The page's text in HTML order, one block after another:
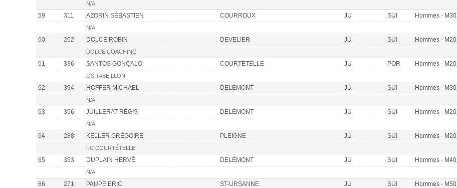
N/A
59 311 AZORIN SÉBASTIEN COURROUX JU SUI Hommes - M30
N/A
60 262 DOLCE ROBIN DEVELIER JU SUI Hommes - M20
DOLCE COACHING
61 336 SANTOS GONÇALO COURTÉTELLE JU POR Hommes - M20
GS TABEILLON
62 394 HOFFER MICHAEL DELÉMONT JU SUI Hommes - M30
N/A
63 356 JUILLERAT RÉGIS DELÉMONT JU SUI Hommes - M20
N/A
64 288 KELLER GRÉGOIRE PLEIGNE JU SUI Hommes - M20
FC COURTÉTELLE
65 353 DUPLAIN HERVÉ DELÉMONT JU SUI Hommes - M40
N/A
66 271 PAUPE ERIC ST-URSANNE JU SUI Hommes - M50